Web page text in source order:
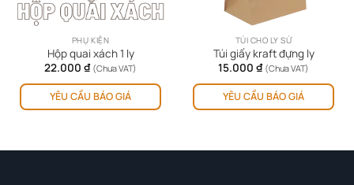
PHỤ KIỆN
Hộp quai xách 1 ly
22.000 ₫ (Chưa VAT)
YÊU CẦU BÁO GIÁ
TÚI CHO LY SỨ
Túi giấy kraft đựng ly
15.000 ₫ (Chưa VAT)
YÊU CẦU BÁO GIÁ